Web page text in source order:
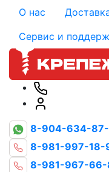
О нас
Сервис и
8-904-634-
8-981-997-18-
8-981-967-66-